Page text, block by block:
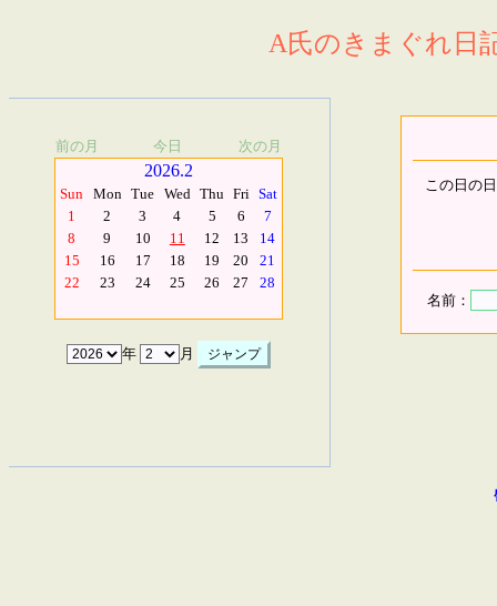
A氏のきまぐれ日
前の月 今日 次の月
2026.2
Sun Mon Tue Wed Thu Fri Sat
1
2 3 4 5 6
7
8
9 10 11 12 13
14
15
16 17 18 19 20
21
22
23 24 25 26 27 28
年 月
この日の
名前：